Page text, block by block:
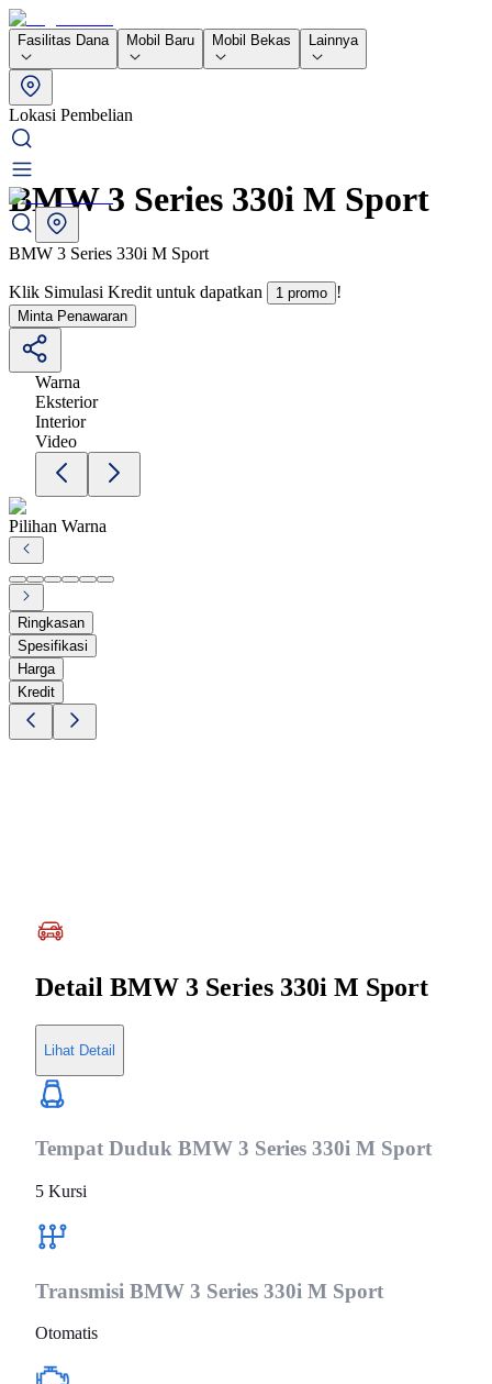
Fasilitas Dana Mobil Baru Mobil Bekas Lainnya
Lokasi Pembelian
BMW 3 Series 330i M Sport
BMW 3 Series 330i M Sport
Klik Simulasi Kredit untuk dapatkan 1 promo !
Minta Penawaran
Warna
Eksterior
Interior
Video
Pilihan Warna
Ringkasan
Spesifikasi
Harga
Kredit
Detail BMW 3 Series 330i M Sport
Lihat Detail
Tempat Duduk BMW 3 Series 330i M Sport
5 Kursi
Transmisi BMW 3 Series 330i M Sport
Otomatis